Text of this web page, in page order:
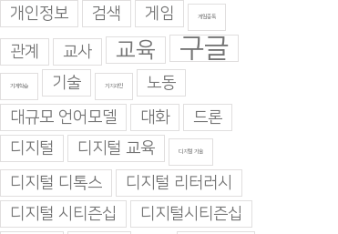
개인정보
검색 게임 게임중독
관계 교사 교육 구글
기계학습 기술 기지과인
노동
대규모 언어모델
대화
드론
디지털
디지털 교육 디지털 기술
디지털 디톡스
디지털 리터러시
디지털 시티즌십
디지털시티즌십